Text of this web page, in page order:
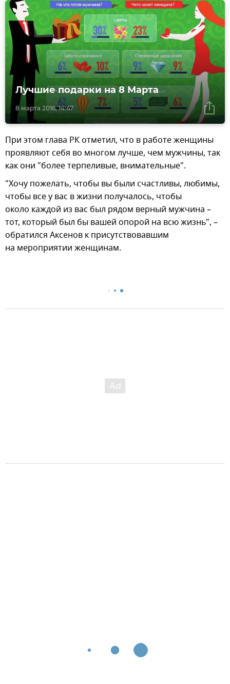
8 марта 2016, 14:47
Лучшие подарки на 8 Марта
При этом глава РК отметил, что в работе женщины
проявляют себя во многом лучше, чем мужчины, так
как они "более терпеливые, внимательные".
"Хочу пожелать, чтобы вы были счастливы, любимы,
чтобы все у вас в жизни получалось, чтобы
около каждой из вас был рядом верный мужчина –
тот, который был бы вашей опорой на всю жизнь", –
обратился Аксенов к присутствовавшим
на мероприятии женщинам.